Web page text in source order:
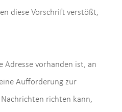
diese Vorschrift verstößt,
Adresse vorhanden ist, an
Aufforderung zur
richten kann,